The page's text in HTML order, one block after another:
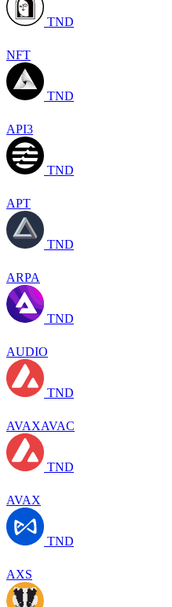
TND
NFT
TND
API3
TND
APT
TND
ARPA
TND
AUDIO
TND
AVAXAVAC
TND
AVAX
TND
AXS